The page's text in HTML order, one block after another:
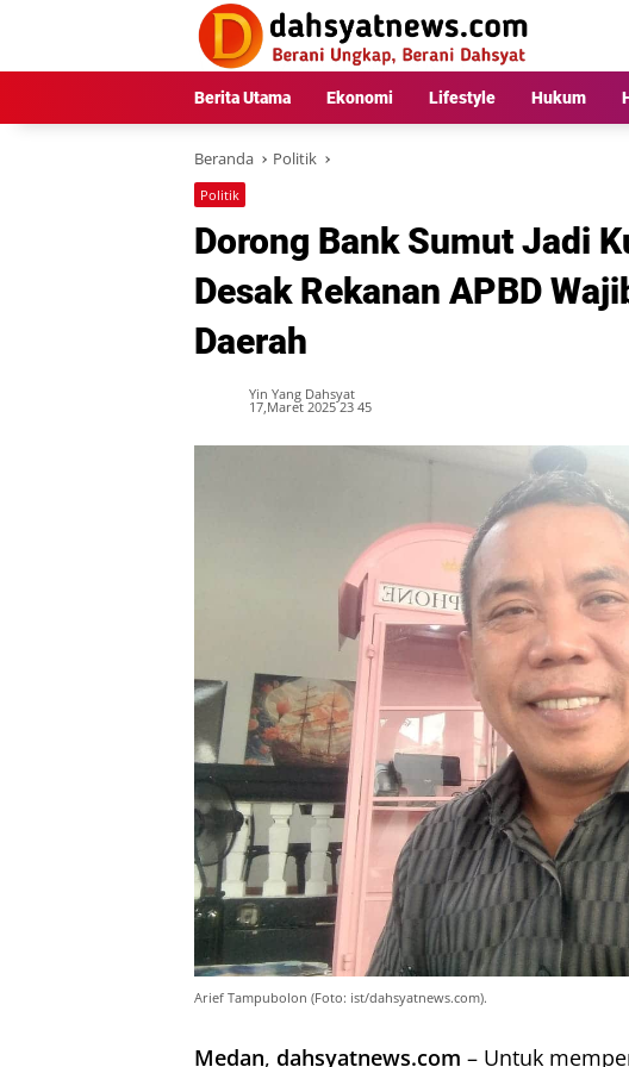
Berita Utama Ekonomi Lifestyle Hukum
Beranda Politik
Politik
Dorong Bank Sumut Jadi
Desak Rekanan APBD
Daerah
Yin Yang Dahsyat
17,Maret 2025 23 45
Arief Tampubolon (Foto: ist/dahsyatnews.com).
Medan, dahsyatnews.com – Untuk